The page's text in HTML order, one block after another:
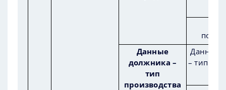
Данные
должника –
тип
производства
Данные
– тип